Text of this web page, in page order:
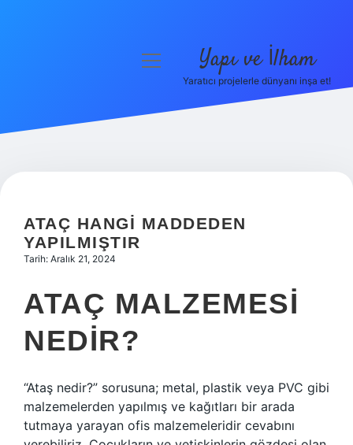
Hakkımızda
menüyü
Yapı ve İlham
Yaratıcı projelerle dünyanı inşa et!
ATAÇ HANGI MADDEDEN
YAPILMIŞTIR
Tarih: Aralık 21, 2024
ATAÇ MALZEMESI
NEDIR?
“Ataş nedir?” sorusuna; metal, plastik veya PVC gibi
malzemelerden yapılmış ve kağıtları bir arada
tutmaya yarayan ofis malzemeleridir cevabını